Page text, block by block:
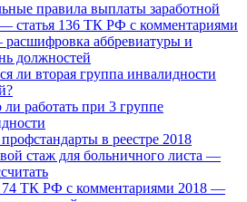
правила выплаты заработной
статья 136 ТК РФ с комментариями
аббревиатуры и
должностей
ли вторая группа инвалидности
работать при 3 группе
в реестре 2018
стаж для больничного листа —
74 ТК РФ с комментариями 2018 —